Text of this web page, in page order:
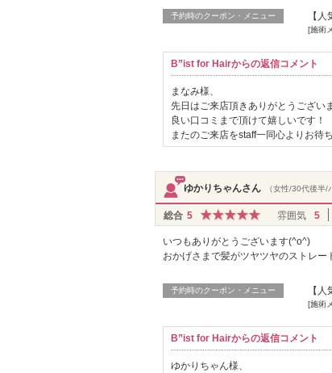
予約時のクーポン・メニュー 【
[施術
B”ist for Hairからの返信コメント
まなみ様、
先日はご来店頂きありがとうござい
良い口コミまで頂けて嬉しいです！
またのご来店をstaff一同心よりお待
ゆかりちゃんさん （女性/30代後半/
総合 5 雰囲気 5
いつもありがとうございます(^o^)
おかげさまで髪がツヤツヤのストレ
予約時のクーポン・メニュー 【
[施術
B”ist for Hairからの返信コメント
ゆかりちゃん様、